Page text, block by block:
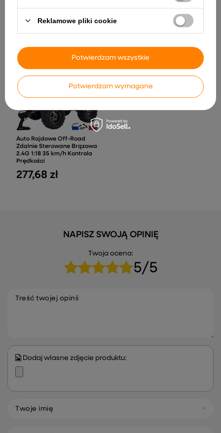
Zielony 400 cm
110,09 zł
Auto Zdalnie Sterowane
Sportowe 2.4GHz Żółte
127,96 zł
Auto Rajdowe Off-Road
Zdalnie Sterowane Brązowa
2.4G 1:18 35 km/h Kontrola
Prędkości
277,68 zł
NAPISZ SWOJĄ OPINIĘ
Twoja ocena:
5/5
Treść twojej opinii
Dodaj własne zdjęcie produktu:
Twoje imię
Reklamowe pliki cookie
Potwierdzam wymagane
Potwierdzam wszystkie